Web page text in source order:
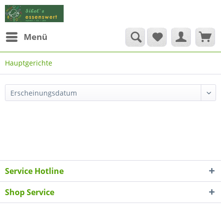
Menü
Hauptgerichte
Service Hotline
Shop Service